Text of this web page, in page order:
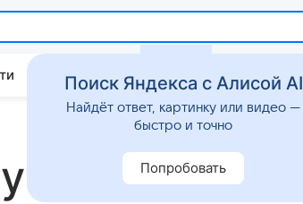
Дом Гороскопы Стиль жизни
смешнее
Поиск Яндекса с Алисой AI
Найдёт ответ, картинку или видео —
быстро и точно
Попробовать